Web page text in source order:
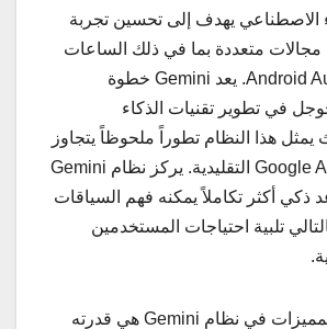
الاصطناعي يهدف إلى تحسين تجربة
متعددة بما في ذلك الساعات
الذكية ونظام Android Auto. يعد Gemini خطوة
في تطوير تقنيات الذكاء
هذا النظام تطوراً ملحوظاً يتجاوز
وظائف Google Assistant التقليدية. يركز نظام Gemini
ذكي أكثر تكاملاً يمكنه فهم السياقات
تلبية احتياجات المستخدمين
واحدة من أبرز المميزات في نظام Gemini هي قدرته